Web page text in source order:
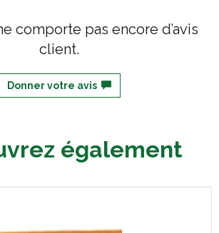
comporte pas encore d’avis
client.
Donner votre avis
également